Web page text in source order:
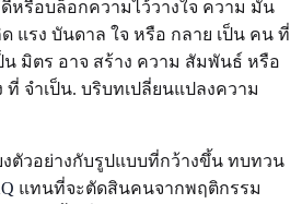
หรือบล็อกความไว้วางใจ ความ มั่น
แรง บันดาล ใจ หรือ กลาย เป็น คน ที่
มิตร อาจ สร้าง ความ สัมพันธ์ หรือ
ที่ จําเป็น. บริบทเปลี่ยนแปลงความ
ตัวอย่างกับรูปแบบที่กว้างขึ้น ทบทวน
แทนที่จะตัดสินคนจากพฤติกรรม